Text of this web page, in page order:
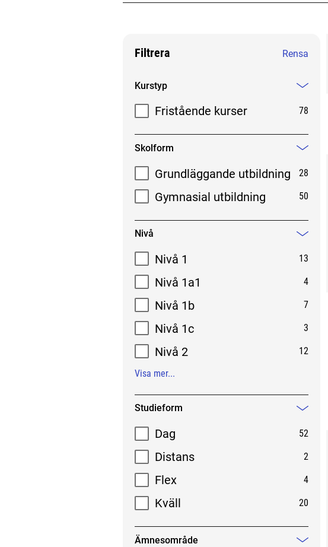
Filtrera
Rensa
Filtrera sökresultat
Kurstyp
Fristående kurser
78
Skolform
Grundläggande utbildning
28
Gymnasial utbildning 50
Nivå
Nivå 1
13
Nivå 1a1 4
Nivå 1b 7
Nivå 1c 3
Nivå 2
12
Visa mer...
Studieform
Dag
52
Distans 2
Flex 4
Kväll 20
Ämnesområde